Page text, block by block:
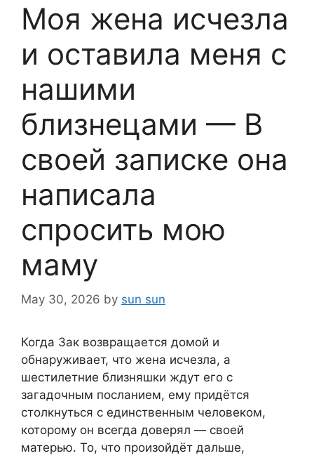
Моя жена исчезла
и оставила меня с
нашими
близнецами — В
своей записке она
написала
спросить мою
маму
May 30, 2026 by sun sun
Когда Зак возвращается домой и
обнаруживает, что жена исчезла, а
шестилетние близняшки ждут его с
загадочным посланием, ему придётся
столкнуться с единственным человеком,
которому он всегда доверял — своей
матерью. То, что произойдёт дальше,